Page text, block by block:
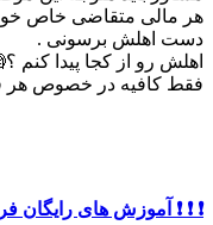
هر مالی متقاضی خاص
دست اهلش برسونی .
اهلش رو از کجا پیدا کنم
فقط کافیه در خصوص هر فایلی ۵ دقیقه
❗️ ❗️ ❗️ آموزش های رایگان